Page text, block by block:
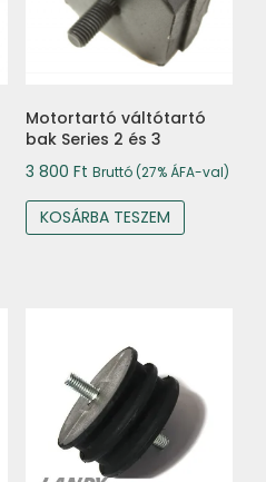
Motortartó váltótartó
bak Series 2 és 3
3 800 Ft Bruttó (27% ÁFA-val)
KOSÁRBA TESZEM